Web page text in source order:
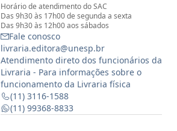
Horário de atendimento do SAC
Das 9h30 às 17h00 de segunda a sexta
Das 9h30 às 12h00 aos sábados
Fale conosco
livraria.editora@unesp.br
Atendimento direto dos funcionários da
Livraria - Para informações sobre o
funcionamento da Livraria física
(11) 3116-1588
(11) 99368-8833